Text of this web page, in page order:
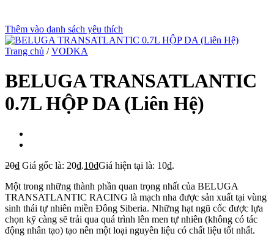
Thêm vào danh sách yêu thích
Trang chủ / VODKA
BELUGA TRANSATLANTIC
0.7L HỘP DA (Liên Hệ)
20₫ Giá gốc là: 20₫.10₫Giá hiện tại là: 10₫.
Một trong những thành phần quan trọng nhất của BELUGA
TRANSATLANTIC RACING là mạch nha được sản xuất tại vùng
sinh thái tự nhiên miền Đông Siberia. Những hạt ngũ cốc được lựa
chọn kỹ càng sẽ trải qua quá trình lên men tự nhiên (không có tác
động nhân tạo) tạo nên một loại nguyên liệu có chất liệu tốt nhất.